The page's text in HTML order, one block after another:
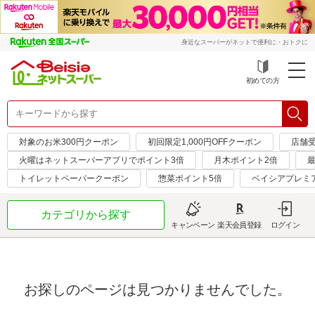
身近なスーパーがネットで便利に・おトクに
初めての方
対象のお米300円クーポン 初回限定1,000円OFFクーポン
店舗
火曜はネットスーパーアプリでポイント3倍
月木ポイント2倍
トイレットペーパークーポン
惣菜ポイント5倍 ベイシアプレミ
カテゴリから探す
キャンペーン 楽天会員登録 ログイン
お探しのページは見つかりませんでした。